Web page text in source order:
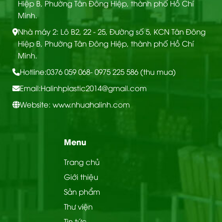
CẤU TẠO TẤM ỐP ĐA NĂNG THAN TRE
Hiệp B, Phường Tân Đông Hiệp, thành phố Hồ Chí
Minh.
Nhà máy 2: Lô B2, 22 - 25, Đường số 5, KCN Tân Đông
Hiệp B, Phường Tân Đông Hiệp, thành phố Hồ Chí
Minh.
Hotline:0376 059 068- 0975 225 586 (thu mua)
Email:Halinhplastic2014@gmail.com
Website: www.nhuahalinh.com
Menu
Trang chủ
Giới thiệu
Sản phẩm
Thư viện